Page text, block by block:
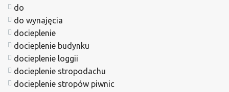
do
do wynajęcia
docieplenie
docieplenie budynku
docieplenie loggii
docieplenie stropodachu
docieplenie stropów piwnic